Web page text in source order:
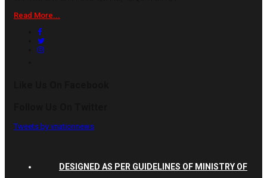
Read More...
Tweets by vnationnews
DESIGNED AS PER GUIDELINES OF MINISTRY OF